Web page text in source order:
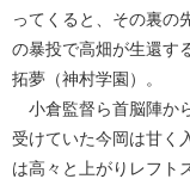
ってくると、その裏の
の暴投で高畑が生還す
拓夢（神村学園）。
小倉監督ら首脳陣か
受けていた今岡は甘く
は高々と上がりレフト